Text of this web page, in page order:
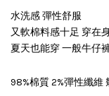
水洗感 彈性舒服
又軟棉料感十足 穿在
夏天也能穿 一般牛仔
98%棉質 2%彈性纖維